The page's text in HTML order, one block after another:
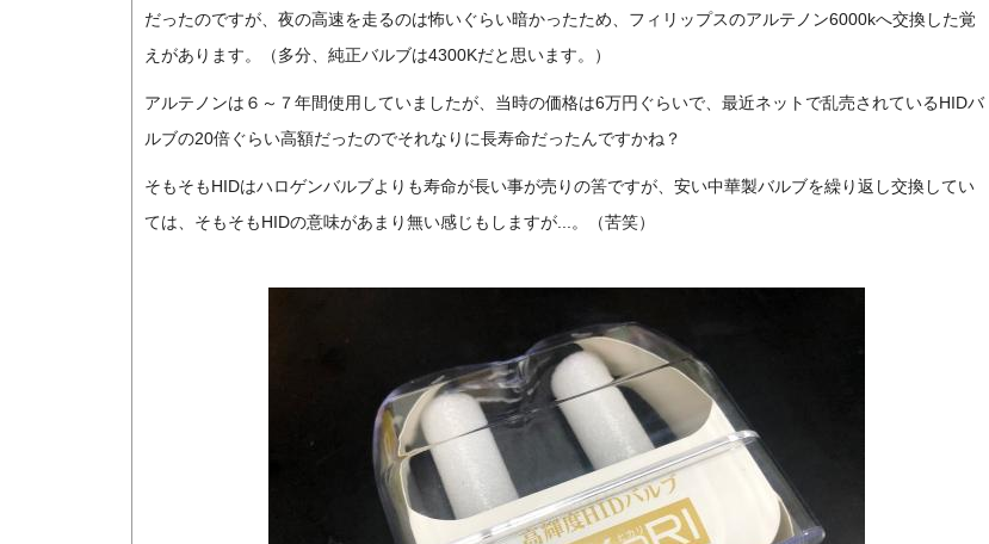
だったのですが、夜の高速を走るのは怖いぐらい暗かったため、フィリップスのアルテノン6000kへ交換した覚
えがあります。（多分、純正バルブは4300Kだと思います。）
アルテノンは６～７年間使用していましたが、当時の価格は6万円ぐらいで、最近ネットで乱売されているHIDバ
ルブの20倍ぐらい高額だったのでそれなりに長寿命だったんですかね？
そもそもHIDはハロゲンバルブよりも寿命が長い事が売りの筈ですが、安い中華製バルブを繰り返し交換してい
ては、そもそもHIDの意味があまり無い感じもしますが...。（苦笑）